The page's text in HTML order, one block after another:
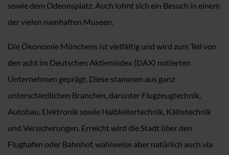
sowie dem Odeonsplatz. Auch lohnt sich ein Besuch in einem
der vielen namhaften Museen.
Die Ökonomie Münchens ist vielfältig und wird zum Teil von
den acht im Deutschen Aktienindex (DAX) notierten
Unternehmen geprägt. Diese stammen aus ganz
unterschiedlichen Branchen, darunter Flugzeugtechnik,
Autobau, Elektronik sowie Halbleitertechnik, Kältetechnik
und Versicherungen. Erreicht wird die Stadt über den
Flughafen oder Bahnhof, wahlweise aber natürlich auch via